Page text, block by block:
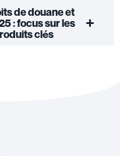
de douane et
: focus sur les
clés